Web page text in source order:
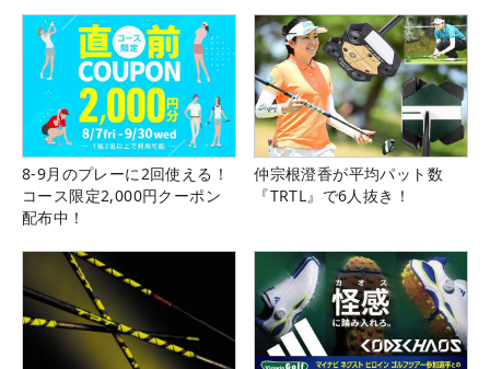
8-9月のプレーに2回使える！
コース限定2,000円クーポン
配布中！
仲宗根澄香が平均パット数
『TRTL』で6人抜き！